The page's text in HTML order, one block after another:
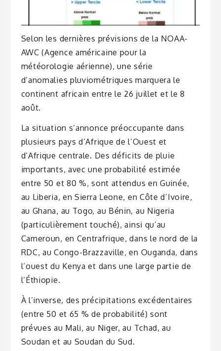
Selon les dernières prévisions de la NOAA-
AWC (Agence américaine pour la
météorologie aérienne), une série
d’anomalies pluviométriques marquera le
continent africain entre le 26 juillet et le 8
août.
La situation s’annonce préoccupante dans
plusieurs pays d’Afrique de l’Ouest et
d’Afrique centrale. Des déficits de pluie
importants, avec une probabilité estimée
entre 50 et 80 %, sont attendus en Guinée,
au Liberia, en Sierra Leone, en Côte d’Ivoire,
au Ghana, au Togo, au Bénin, au Nigeria
(particulièrement touché), ainsi qu’au
Cameroun, en Centrafrique, dans le nord de la
RDC, au Congo-Brazzaville, en Ouganda, dans
l’ouest du Kenya et dans une large partie de
l’Éthiopie.
À l’inverse, des précipitations excédentaires
(entre 50 et 65 % de probabilité) sont
prévues au Mali, au Niger, au Tchad, au
Soudan et au Soudan du Sud.